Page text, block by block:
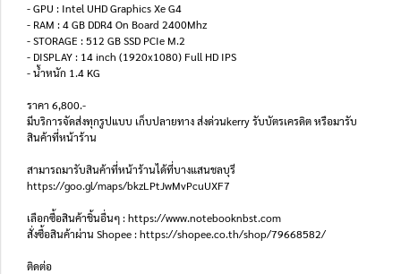
- GPU : Intel UHD Graphics Xe G4
- RAM : 4 GB DDR4 On Board 2400Mhz
- STORAGE : 512 GB SSD PCIe M.2
- DISPLAY : 14 inch (1920x1080) Full HD IPS
- น้ำหนัก 1.4 KG
ราคา 6,800.-
มีบริการจัดส่งทุกรูปแบบ เก็บปลายทาง ส่งด่วนkerry รับบัตรเครดิต หรือมารับ
สินค้าที่หน้าร้าน
สามารถมารับสินค้าที่หน้าร้านได้ที่บางแสนชลบุรี
https://goo.gl/maps/bkzLPtJwMvPcuUXF7
เลือกซื้อสินค้าชิ้นอื่นๆ : https://www.notebooknbst.com
สั่งซื้อสินค้าผ่าน Shopee : https://shopee.co.th/shop/79668582/
ติดต่อ